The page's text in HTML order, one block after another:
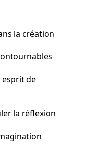
la création
esprit de
la réflexion